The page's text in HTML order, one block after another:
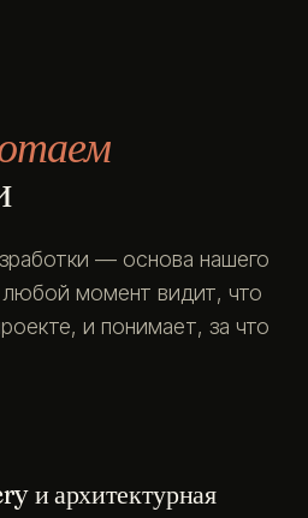
— основа нашего
любой момент видит, что
и понимает, за что
и архитектурная